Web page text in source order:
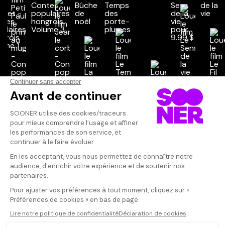
Vos avis
Donnez votre avis
Votre note
Votre commentaire
Il faut vous connecter pour
publier un avis